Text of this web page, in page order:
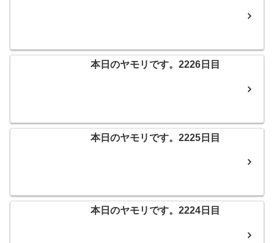
本日のヤモリです。2226日目
本日のヤモリです。2225日目
本日のヤモリです。2224日目